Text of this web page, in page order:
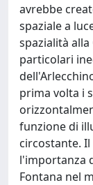
avrebbe
spaziale a
spazialità
particolari
prima volta i
funzione di
circostante.
l'importanza
Fontana nel